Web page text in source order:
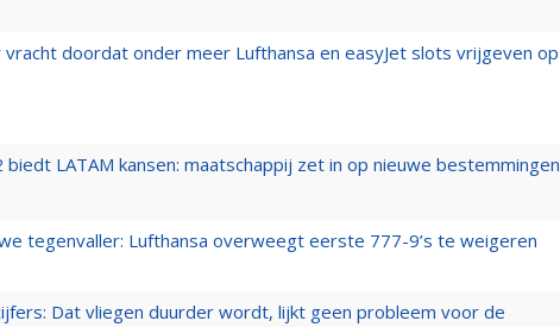
doordat onder meer Lufthansa en easyJet slots vrijgeven op
biedt LATAM kansen: maatschappij zet in op nieuwe bestemmingen
tegenvaller: Lufthansa overweegt eerste 777-9’s te weigeren
Dat vliegen duurder wordt, lijkt geen probleem voor de